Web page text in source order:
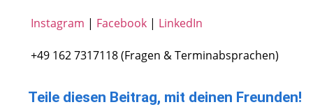
Instagram | Facebook | LinkedIn
+49 162 7317118 (Fragen & Terminabsprachen)
Teile diesen Beitrag, mit deinen Freunden!